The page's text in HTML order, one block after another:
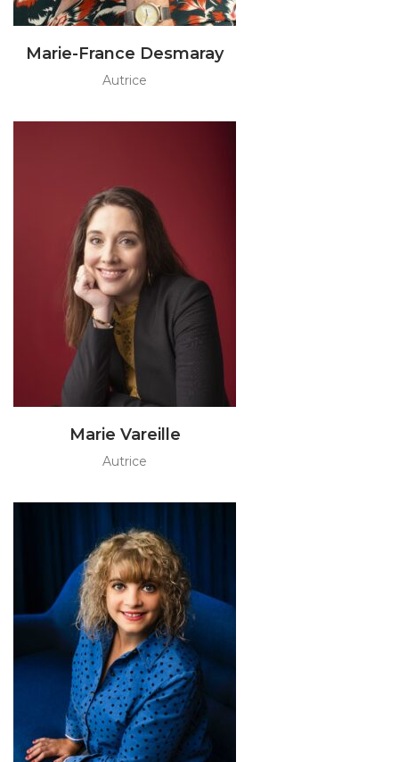
Marie-France Desmaray
Autrice
Marie Vareille
Autrice